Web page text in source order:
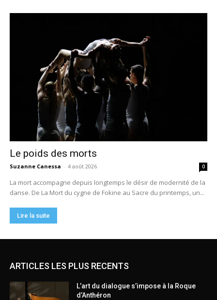
ARTICLES LES PLUS RECENTS
L’art du dialogue s’impose à la Roque
d’Anthéron